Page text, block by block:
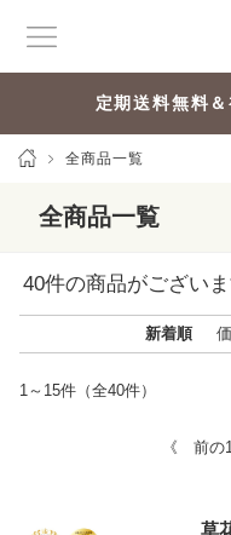
定期送料無料
全商品一覧
全商品一覧
40件の商品がございま
新着順
1～15件（全40件）
《 前の
草